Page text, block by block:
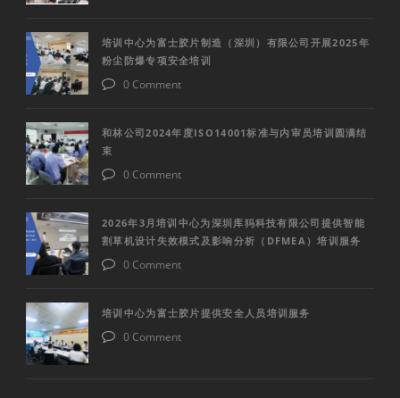
培训中心为富士胶片制造（深圳）有限公司开展2025年
粉尘防爆专项安全培训
0 Comment
和林公司2024年度ISO14001标准与内审员培训圆满结
束
0 Comment
2026年3月培训中心为深圳库犸科技有限公司提供智能
割草机设计失效模式及影响分析（DFMEA）培训服务
0 Comment
培训中心为富士胶片提供安全人员培训服务
0 Comment